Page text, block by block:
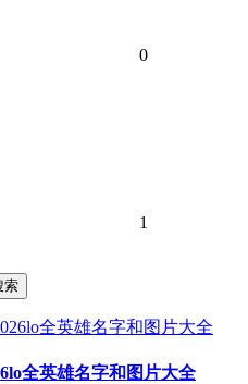
0
1
索
全英雄名字和图片大全